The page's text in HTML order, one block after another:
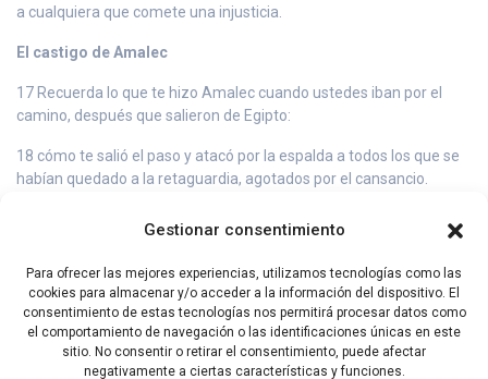
Gestionar consentimiento
Para ofrecer las mejores experiencias, utilizamos tecnologías como las
cookies para almacenar y/o acceder a la información del dispositivo. El
consentimiento de estas tecnologías nos permitirá procesar datos como
el comportamiento de navegación o las identificaciones únicas en este
sitio. No consentir o retirar el consentimiento, puede afectar
negativamente a ciertas características y funciones.
a cualquiera que comete una injusticia.
El castigo de Amalec
17 Recuerda lo que te hizo Amalec cuando ustedes iban por el
camino, después que salieron de Egipto:
18 cómo te salió el paso y atacó por la espalda a todos los que se
habían quedado a la retaguardia, agotados por el cansancio.
19 Por eso, cuando el Señor, tu Dios, te libre definitivamente de
todos los enemigos que están a tu alrededor, en la tierra que él te
dará en herencia, borrarás de todas partes el recuerdo de Amalec.
¡No lo olvides!